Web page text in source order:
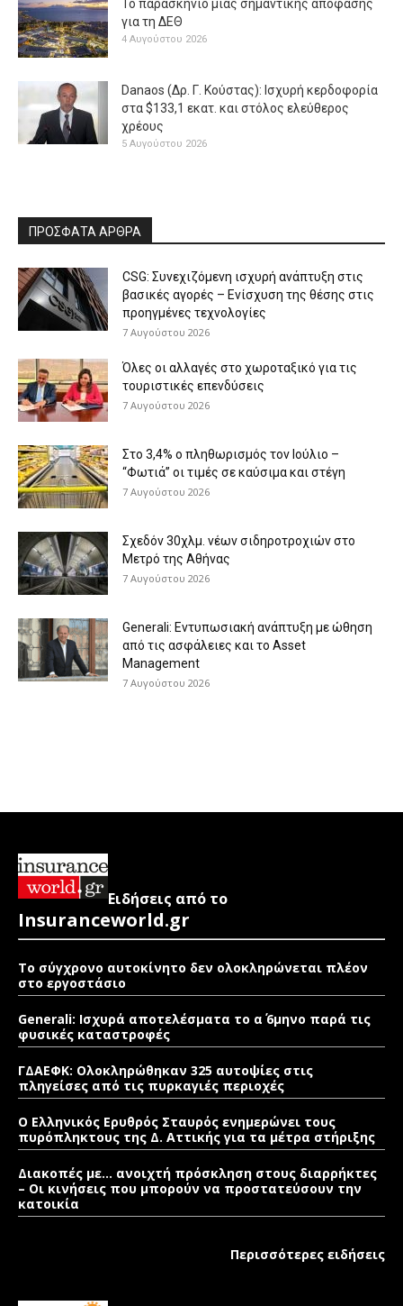
Το παρασκήνιο μιας σημαντικής απόφασης
για τη ΔΕΘ
4 Αυγούστου 2026
Danaos (Δρ. Γ. Κούστας): Ισχυρή κερδοφορία
στα $133,1 εκατ. και στόλος ελεύθερος
χρέους
5 Αυγούστου 2026
ΠΡΟΣΦΑΤΑ ΑΡΘΡΑ
CSG: Συνεχιζόμενη ισχυρή ανάπτυξη στις
βασικές αγορές – Ενίσχυση της θέσης στις
προηγμένες τεχνολογίες
7 Αυγούστου 2026
Όλες οι αλλαγές στο χωροταξικό για τις
τουριστικές επενδύσεις
7 Αυγούστου 2026
Στο 3,4% ο πληθωρισμός τον Ιούλιο –
“Φωτιά” οι τιμές σε καύσιμα και στέγη
7 Αυγούστου 2026
Σχεδόν 30χλμ. νέων σιδηροτροχιών στο
Μετρό της Αθήνας
7 Αυγούστου 2026
Generali: Eντυπωσιακή ανάπτυξη με ώθηση
από τις ασφάλειες και το Asset
Management
7 Αυγούστου 2026
Ειδήσεις από το
Insuranceworld.gr
Το σύγχρονο αυτοκίνητο δεν ολοκληρώνεται πλέον
στο εργοστάσιο
Generali: Ισχυρά αποτελέσματα το α΄ 6μηνο παρά τις
φυσικές καταστροφές
ΓΔΑΕΦΚ: Ολοκληρώθηκαν 325 αυτοψίες στις
πληγείσες από τις πυρκαγιές περιοχές
Ο Ελληνικός Ερυθρός Σταυρός ενημερώνει τους
πυρόπληκτους της Δ. Αττικής για τα μέτρα στήριξης
Διακοπές με… ανοιχτή πρόσκληση στους διαρρήκτες
– Οι κινήσεις που μπορούν να προστατεύσουν την
κατοικία
Περισσότερες ειδήσεις